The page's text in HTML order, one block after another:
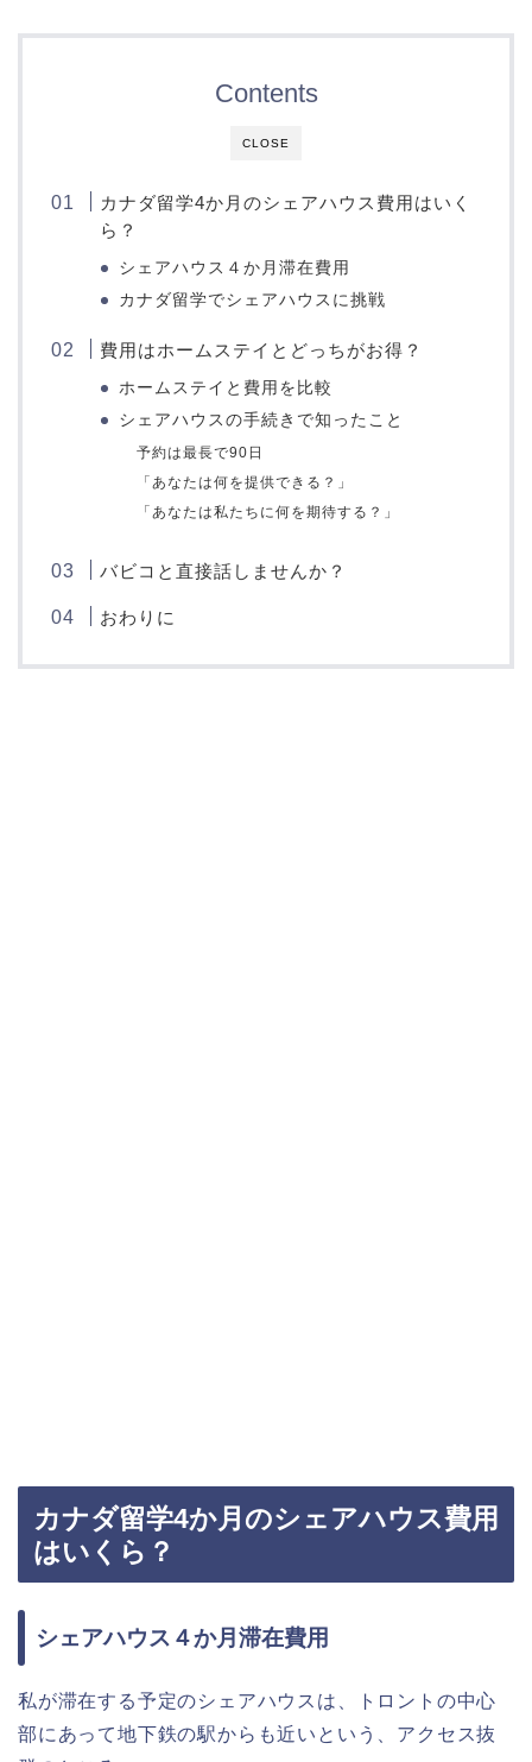
CLOSE
Contents
カナダ留学4か月のシェアハウス費用はいく
ら？
シェアハウス４か月滞在費用
カナダ留学でシェアハウスに挑戦
費用はホームステイとどっちがお得？
ホームステイと費用を比較
シェアハウスの手続きで知ったこと
予約は最長で90日
「あなたは何を提供できる？」
「あなたは私たちに何を期待する？」
バビコと直接話しませんか？
おわりに
カナダ留学4か月のシェアハウス費用
はいくら？
シェアハウス４か月滞在費用
私が滞在する予定のシェアハウスは、トロントの中心
部にあって地下鉄の駅からも近いという、アクセス抜